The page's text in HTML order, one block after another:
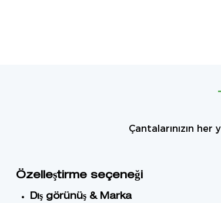
Çantalarınızın
Özelleştirme seçeneği
Dış görünüş & Marka